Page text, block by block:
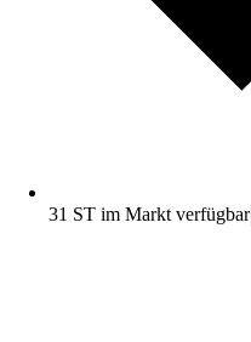
31 ST im Markt verfügbar